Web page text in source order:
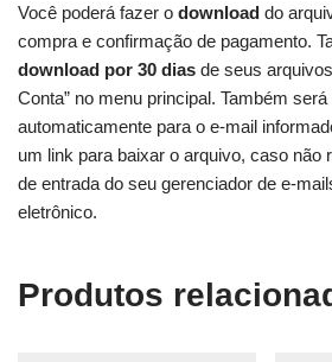
Você poderá fazer o download do
compra e confirmação de pagamento.
download por 30 dias de seus
Conta” no menu principal. Também
automaticamente para o e-mail
um link para baixar o arquivo, caso não
de entrada do seu gerenciador de e-
eletrônico.
Produtos